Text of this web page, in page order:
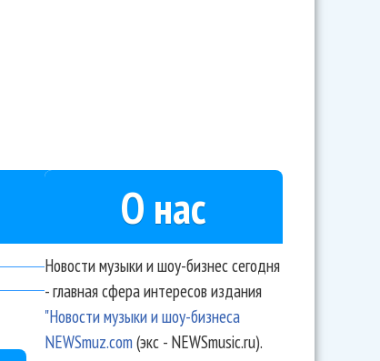
О нас
Новости музыки и шоу-бизнес сегодня
- главная сфера интересов издания
"Новости музыки и шоу-бизнеса
NEWSmuz.com(экс - NEWSmusic.ru).